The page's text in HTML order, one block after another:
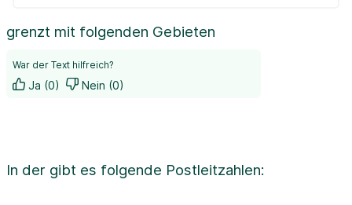
grenzt mit folgenden Gebieten
War der Text hilfreich?
Ja (0) Nein (0)
In der gibt es folgende Postleitzahlen: